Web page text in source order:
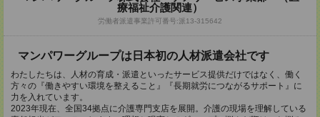
療福祉介護関連）
労働者派遣事業許可番号:派13-315642
マンパワーグループは日本初の人材派遣会社です
わたしたちは、人材の育成・派遣といったサービス提供だけではなく、働く
方々の『働きやすい環境を整えること』『長期就労につながるサポート』に
力を入れています。
2023年現在、全国34拠点に介護専門支店を展開。介護の現場を理解している